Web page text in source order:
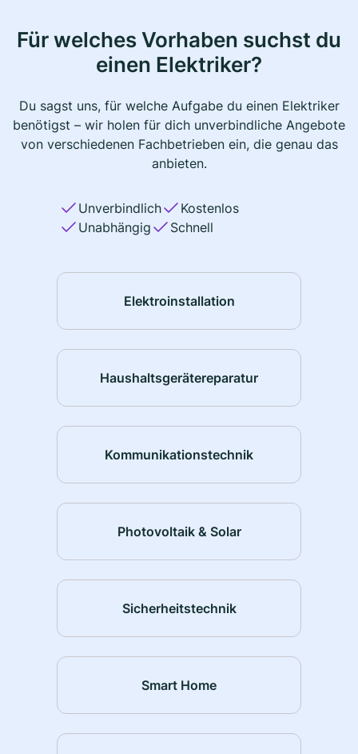
Für welches Vorhaben suchst du
einen Elektriker?
Du sagst uns, für welche Aufgabe du einen Elektriker
benötigst – wir holen für dich unverbindliche Angebote
von verschiedenen Fachbetrieben ein, die genau das
anbieten.
Unverbindlich
Kostenlos
Unabhängig
Schnell
Elektroinstallation
Haushaltsgerätereparatur
Kommunikationstechnik
Photovoltaik & Solar
Sicherheitstechnik
Smart Home